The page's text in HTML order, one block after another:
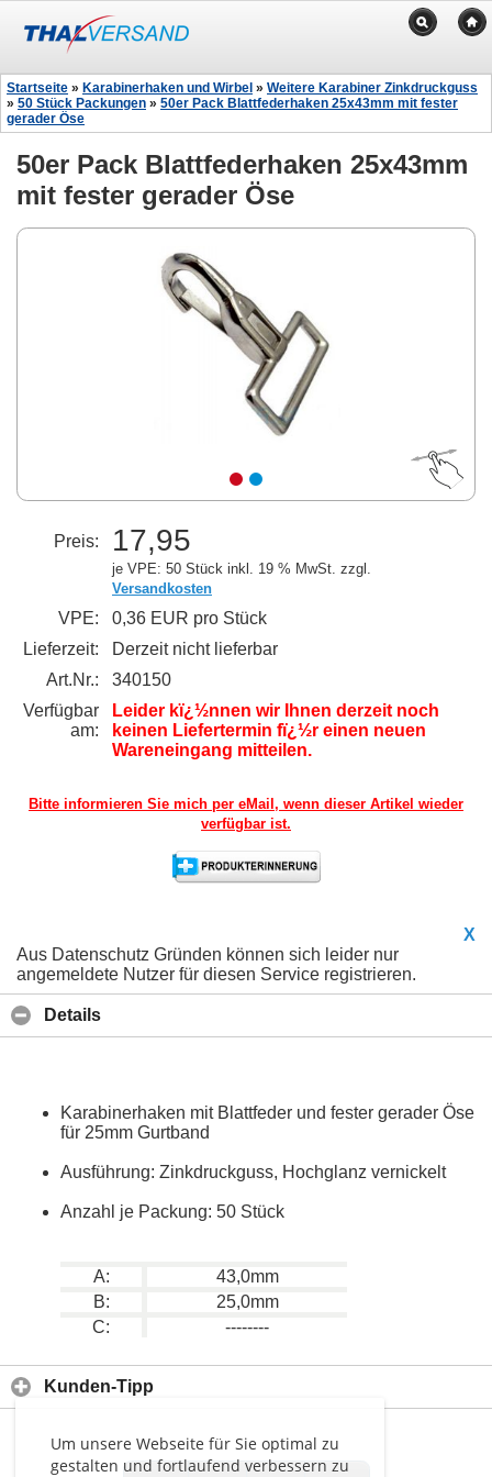
Um unsere Webseite für Sie optimal zu
gestalten und fortlaufend verbessern zu
Startseite » Karabinerhaken und Wirbel » Weitere Karabiner Zinkdruckguss
» 50 Stück Packungen » 50er Pack Blattfederhaken 25x43mm mit fester
gerader Öse
50er Pack Blattfederhaken 25x43mm
mit fester gerader Öse
Preis: 17,95
je VPE: 50 Stück inkl. 19 % MwSt. zzgl.
Versandkosten
VPE:
0,36 EUR pro Stück
Lieferzeit:
Derzeit nicht lieferbar
Art.Nr.:
340150
Verfügbar
am:
Leider kï¿½nnen wir Ihnen derzeit noch
keinen Liefertermin fï¿½r einen neuen
Wareneingang mitteilen.
Bitte informieren Sie mich per eMail, wenn dieser Artikel wieder
verfügbar ist.
X
Aus Datenschutz Gründen können sich leider nur
angemeldete Nutzer für diesen Service registrieren.
Details
Karabinerhaken mit Blattfeder und fester gerader Öse
für 25mm Gurtband
Ausführung: Zinkdruckguss, Hochglanz vernickelt
Anzahl je Packung: 50 Stück
A:
43,0mm
B:
25,0mm
C:
--------
Kunden-Tipp